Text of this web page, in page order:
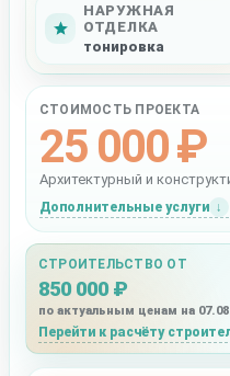
НАРУЖНАЯ
ОТДЕЛКА
тонировка
СТОИМОСТЬ ПРОЕКТА
25 000 ₽
Архитектурный и
Дополнительные услуги
СТРОИТЕЛЬСТВО ОТ
850 000 ₽
по актуальным ценам на
Перейти к расчёту